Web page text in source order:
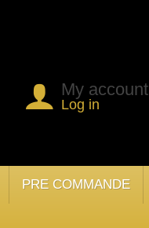
My account
Log in
PRE COMMANDE